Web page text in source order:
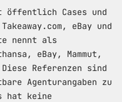
öffentlich Cases und
eBay und
nennt als
eBay, Mammut,
Referenzen sind
Agenturangaben zu
hat keine